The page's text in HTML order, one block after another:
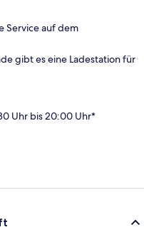
Service auf dem
gibt es eine Ladestation für
Uhr bis 20:00 Uhr*